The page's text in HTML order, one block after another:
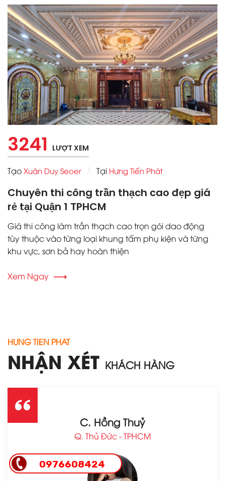
3241 LƯỢT XEM
Tạo Xuân Duy Seoer Tại Hưng Tiến Phát
Chuyên thi công trần thạch cao đẹp giá
rẻ tại Quận 1 TPHCM
Giá thi công làm trần thạch cao trọn gói dao động
tùy thuộc vào từng loại khung tấm phụ kiện và từng
khu vực, sơn bả hay hoàn thiện
Xem Ngay
HUNG TIEN PHAT
NHẬN XÉT KHÁCH HÀNG
C. Hồng Thuỷ
Q. Thủ Đức - TPHCM
0976608424